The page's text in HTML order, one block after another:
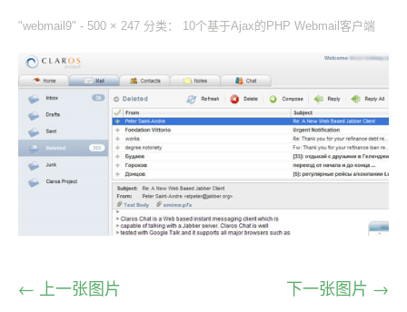
"webmail9" - 500 × 247 分类： 10个基于Ajax的PHP Webmail客户端
← 上一张图片 下一张图片 →